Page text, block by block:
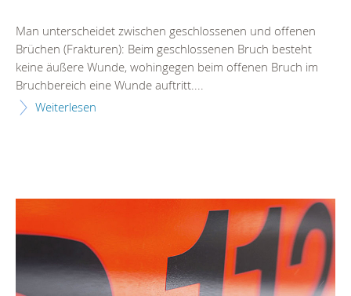
Man unterscheidet zwischen geschlossenen und offenen
Brüchen (Frakturen): Beim geschlossenen Bruch besteht
keine äußere Wunde, wohingegen beim offenen Bruch im
Bruchbereich eine Wunde auftritt....
Weiterlesen